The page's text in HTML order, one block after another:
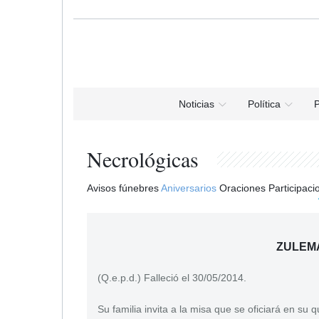
Noticias Política
Necrológicas
Avisos fúnebresAniversarios Oraciones
(Q.e.p.d.) Falleció el 30/05/2014.
Su familia invita a la misa que se oficiará en su